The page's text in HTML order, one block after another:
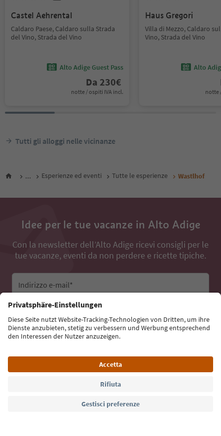
Castel Aehrental
Caldaro Paese, Caldaro sulla Strada
del Vino, Strada del Vino
Alto Adige Guest Pass
Da 230€
notte / ospiti IVA incl.
Haus Gregori
Villa di Mezzo, Caldaro
Vino, Strada del Vino
Alto
notte
Tutti gli alloggi nelle vicinanze
... Esperienze ed eventi Tutte le esperienze Wastlhof
Idee per le tue vacanze in Alto Adige
Con la newsletter dell’Alto Adige ricevi consigli per le
tue vacanze, eventi da non perdere e ricette tipiche.
Indirizzo e-mail*
Iscriviti alla newsletter